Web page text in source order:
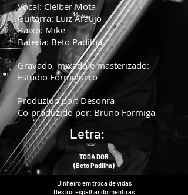
Vocal: Cleiber Mota
Guitarra: Luiz Araújo
Baixo: Mike
Bateria: Beto Padilha
Gravado, mixado e masterizado:
Estúdio Formiguero
Produzido por: Desonra
Co-produzido por: Bruno Formiga
Letra:
TODA DOR
(Beto Padilha)
Dinheiro em troca de vidas
Destrói espalhando mentiras